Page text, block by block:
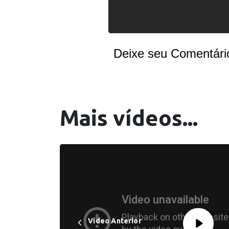
Deixe seu
Mais vídeos...
Vídeo Anterior